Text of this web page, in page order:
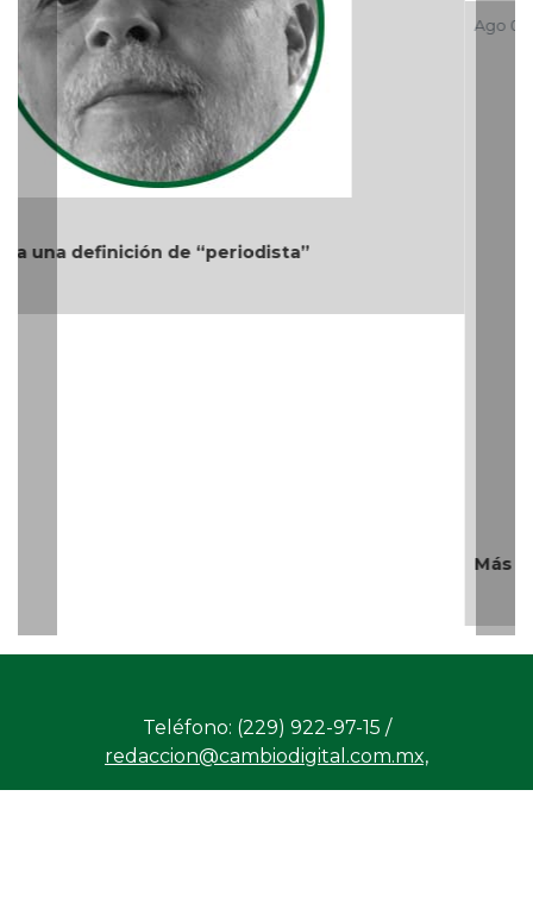
Más cambios en el gobierno de AVA